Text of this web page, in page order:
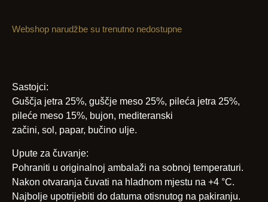
Webshop narudžbe su trenutno nedostupne
Sastojci:
Guščja jetra 25%, guščje meso 25%, pileća jetra 25%,
pileće meso 15%, bujon, mediteranski
začini, sol, papar, bučino ulje.
Upute za čuvanje:
Pohraniti u originalnoj ambalaži na sobnoj temperaturi.
Nakon otvaranja čuvati na hladnom mjestu na +4 °C.
Najbolje upotrijebiti do datuma otisnutog na pakiranju.